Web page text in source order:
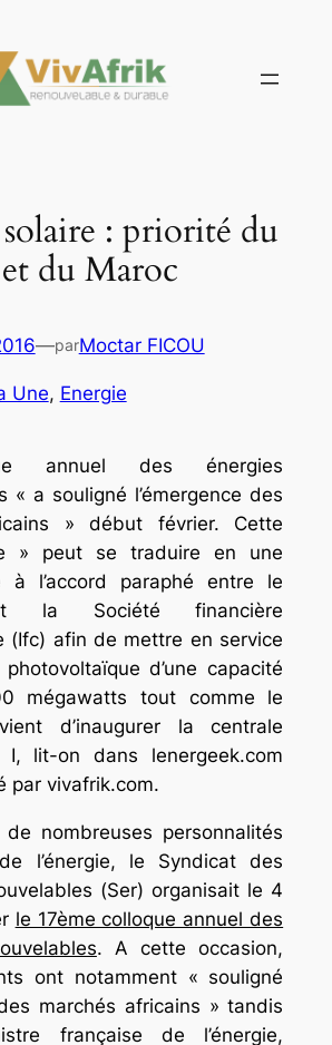
: priorité du
du Maroc
—parMoctar FICOU
Une, Energie
annuel des énergies
« a souligné l’émergence des
» début février. Cette
» peut se traduire en une
à l’accord paraphé entre le
la Société financière
(Ifc) afin de mettre en service
d’une capacité
mégawatts tout comme le
d’inaugurer la centrale
I, lit-on dans lenergeek.com
par vivafrik.com.
de nombreuses personnalités
l’énergie, le Syndicat des
(Ser) organisait le 4
le 17ème colloque annuel des
. A cette occasion,
ont notamment « souligné
des marchés africains » tandis
française de l’énergie,